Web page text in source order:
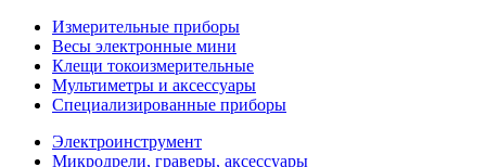
Измерительные приборы
Весы электронные мини
Клещи токоизмерительные
Мультиметры и аксессуары
Специализированные приборы
Электроинструмент
Микродрели, граверы, аксессуары